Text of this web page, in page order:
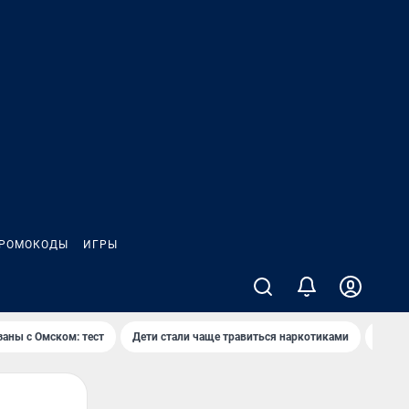
ИГРЫ
с Омском: тест Дети стали чаще травиться наркотиками